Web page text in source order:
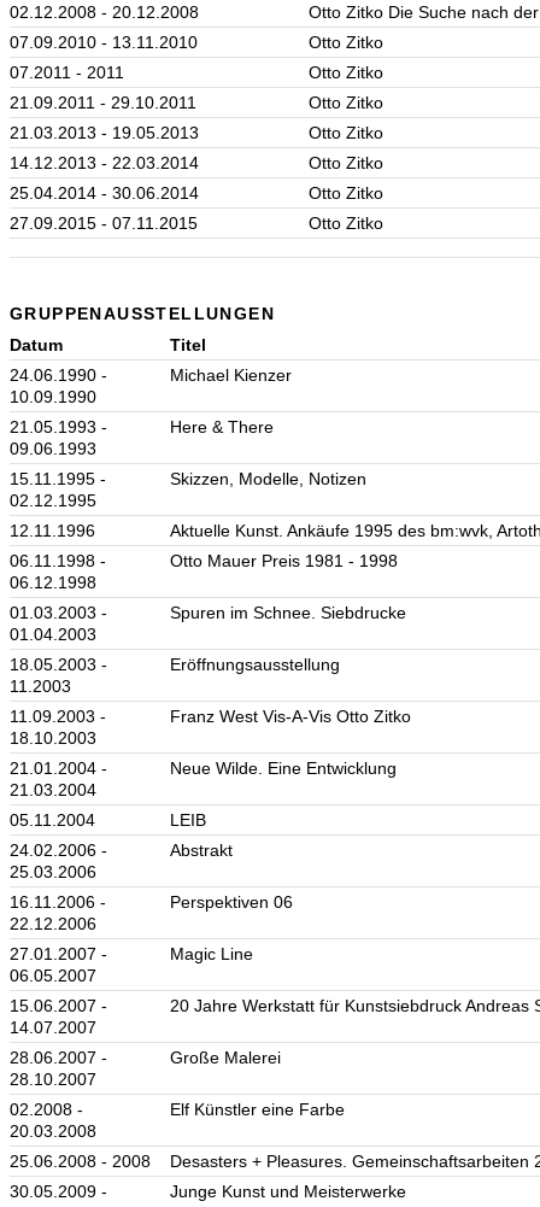
02.12.2008 - 20.12.2008
Otto Zitko Die Suche nach
07.09.2010 - 13.11.2010
Otto Zitko
07.2011 - 2011
Otto Zitko
21.09.2011 - 29.10.2011
Otto Zitko
21.03.2013 - 19.05.2013
Otto Zitko
14.12.2013 - 22.03.2014
Otto Zitko
25.04.2014 - 30.06.2014
Otto Zitko
27.09.2015 - 07.11.2015
Otto Zitko
GRUPPENAUSSTELLUNGEN
Datum
Titel
24.06.1990 -
10.09.1990
Michael Kienzer
21.05.1993 -
09.06.1993
Here & There
15.11.1995 -
02.12.1995
Skizzen, Modelle, Notizen
12.11.1996
Aktuelle Kunst. Ankäufe 1995 des bm:wvk,
06.11.1998 -
06.12.1998
Otto Mauer Preis 1981 - 1998
01.03.2003 -
01.04.2003
Spuren im Schnee. Siebdrucke
18.05.2003 -
11.2003
Eröffnungsausstellung
11.09.2003 -
18.10.2003
Franz West Vis-A-Vis Otto Zitko
21.01.2004 -
21.03.2004
Neue Wilde. Eine Entwicklung
05.11.2004
LEIB
24.02.2006 -
25.03.2006
Abstrakt
16.11.2006 -
22.12.2006
Perspektiven 06
27.01.2007 -
06.05.2007
Magic Line
15.06.2007 -
14.07.2007
20 Jahre Werkstatt für Kunstsiebdruck Andreas
28.06.2007 -
28.10.2007
Große Malerei
02.2008 -
20.03.2008
Elf Künstler eine Farbe
25.06.2008 - 2008
Desasters + Pleasures. Gemeinschaftsarbeiten
30.05.2009 -
Junge Kunst und Meisterwerke